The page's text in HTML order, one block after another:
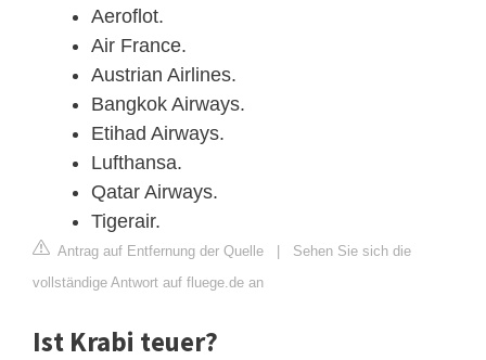
Aeroflot.
Air France.
Austrian Airlines.
Bangkok Airways.
Etihad Airways.
Lufthansa.
Qatar Airways.
Tigerair.
Antrag auf Entfernung der Quelle | Sehen Sie sich die
vollständige Antwort auf fluege.de an
Ist Krabi teuer?